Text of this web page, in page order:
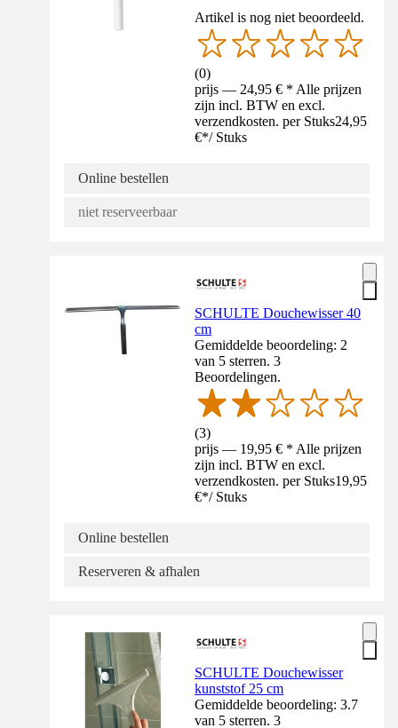
Artikel is nog niet beoordeeld.
(0)
prijs — 24,95 € * Alle prijzen
zijn incl. BTW en excl.
verzendkosten. per Stuks24,95
€*/ Stuks
Online bestellen
niet reserveerbaar
SCHULTE Douchewisser 40
cm
Gemiddelde beoordeling: 2
van 5 sterren. 3
Beoordelingen.
(3)
prijs — 19,95 € * Alle prijzen
zijn incl. BTW en excl.
verzendkosten. per Stuks19,95
€*/ Stuks
Online bestellen
Reserveren & afhalen
SCHULTE Douchewisser
kunststof 25 cm
Gemiddelde beoordeling: 3.7
van 5 sterren. 3